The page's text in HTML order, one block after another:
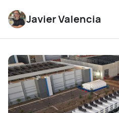
Javier Valencia